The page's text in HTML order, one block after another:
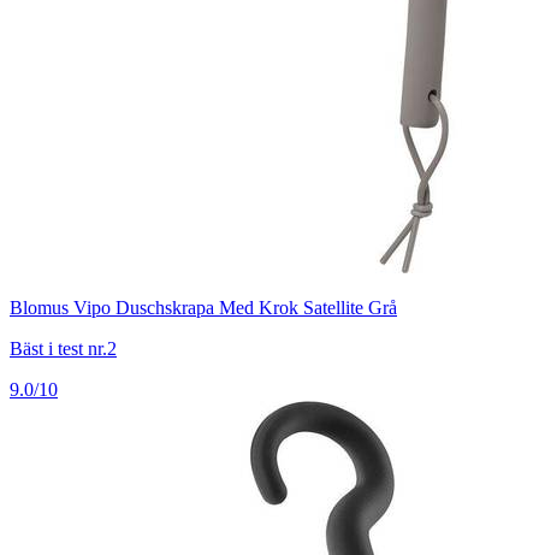
Blomus Vipo Duschskrapa Med Krok Satellite Grå
Bäst i test nr.2
9.0/10